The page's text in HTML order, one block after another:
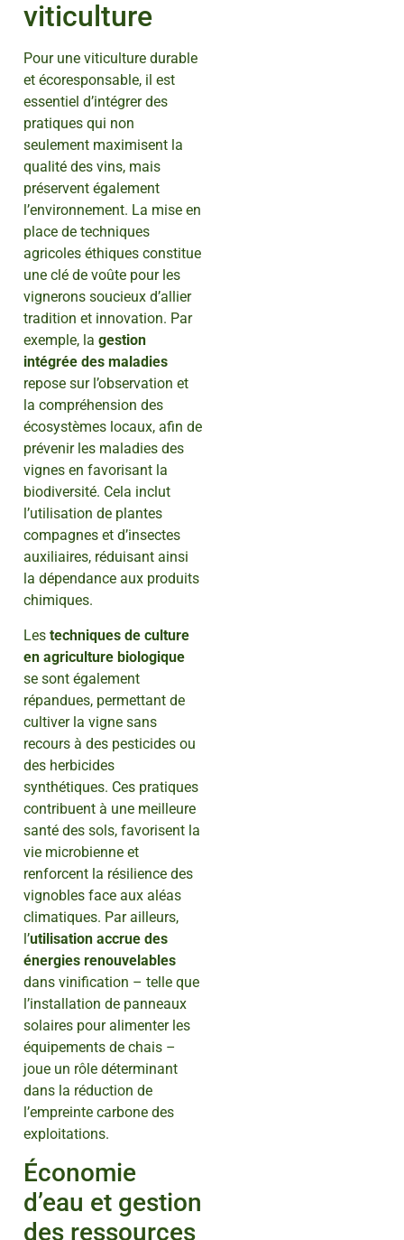
viticulture
Pour une viticulture durable
et écoresponsable, il est
essentiel d’intégrer des
pratiques qui non
seulement maximisent la
qualité des vins, mais
préservent également
l’environnement. La mise en
place de techniques
agricoles éthiques constitue
une clé de voûte pour les
vignerons soucieux d’allier
tradition et innovation. Par
exemple, la gestion
intégrée des maladies
repose sur l’observation et
la compréhension des
écosystèmes locaux, afin de
prévenir les maladies des
vignes en favorisant la
biodiversité. Cela inclut
l’utilisation de plantes
compagnes et d’insectes
auxiliaires, réduisant ainsi
la dépendance aux produits
chimiques.
Les techniques de culture
en agriculture biologique
se sont également
répandues, permettant de
cultiver la vigne sans
recours à des pesticides ou
des herbicides
synthétiques. Ces pratiques
contribuent à une meilleure
santé des sols, favorisent la
vie microbienne et
renforcent la résilience des
vignobles face aux aléas
climatiques. Par ailleurs,
l’utilisation accrue des
énergies renouvelables
dans vinification – telle que
l’installation de panneaux
solaires pour alimenter les
équipements de chais –
joue un rôle déterminant
dans la réduction de
l’empreinte carbone des
exploitations.
Économie
d’eau et gestion
des ressources